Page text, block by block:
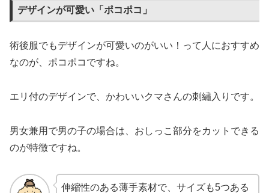
デザインが可愛い「ポコポコ」
術後服でもデザインが可愛いのがいい！って人におすすめ
なのが、ポコポコですね。
エリ付のデザインで、かわいいクマさんの刺繡入りです。
男女兼用で男の子の場合は、おしっこ部分をカットできる
のが特徴ですね。
伸縮性のある薄手素材で、サイズも5つある